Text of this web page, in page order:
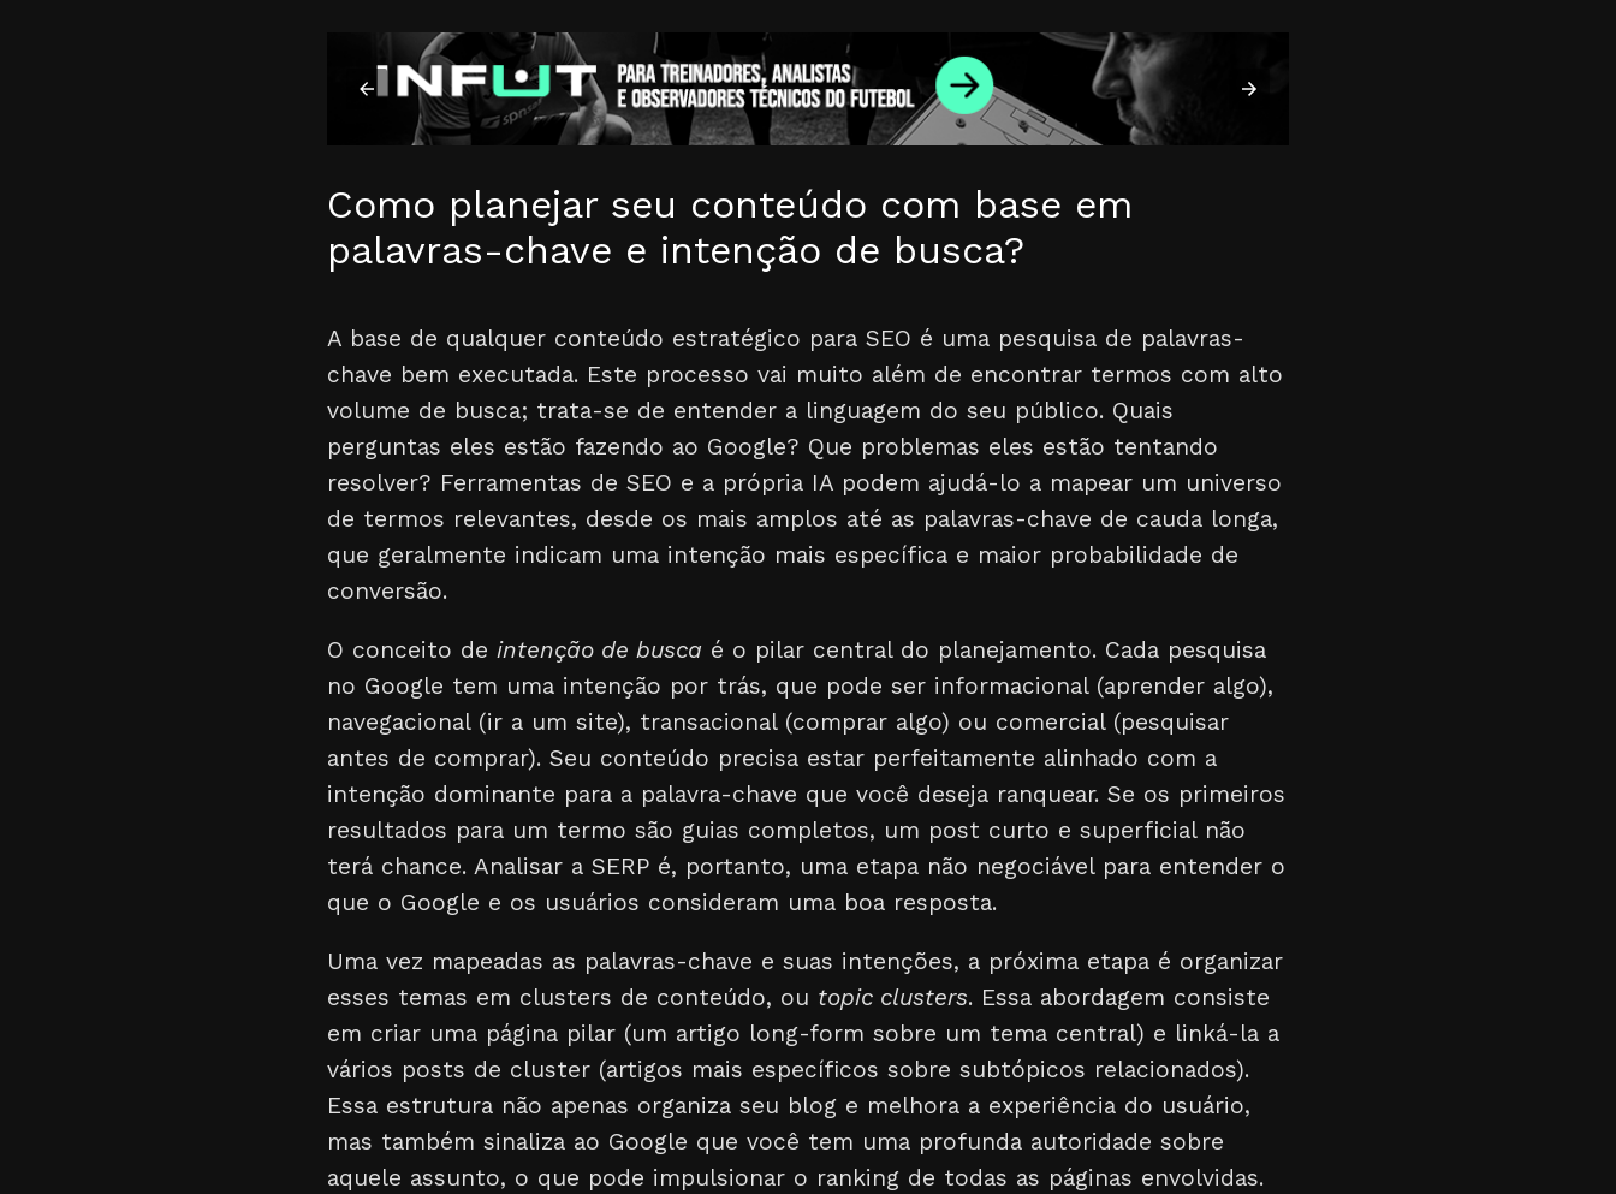
Como planejar seu conteúdo com base em
palavras-chave e intenção de busca?
A base de qualquer conteúdo estratégico para SEO é uma pesquisa de palavras-
chave bem executada. Este processo vai muito além de encontrar termos com alto
volume de busca; trata-se de entender a linguagem do seu público. Quais
perguntas eles estão fazendo ao Google? Que problemas eles estão tentando
resolver? Ferramentas de SEO e a própria IA podem ajudá-lo a mapear um universo
de termos relevantes, desde os mais amplos até as palavras-chave de cauda longa,
que geralmente indicam uma intenção mais específica e maior probabilidade de
conversão.
O conceito de intenção de busca é o pilar central do planejamento. Cada pesquisa
no Google tem uma intenção por trás, que pode ser informacional (aprender algo),
navegacional (ir a um site), transacional (comprar algo) ou comercial (pesquisar
antes de comprar). Seu conteúdo precisa estar perfeitamente alinhado com a
intenção dominante para a palavra-chave que você deseja ranquear. Se os primeiros
resultados para um termo são guias completos, um post curto e superficial não
terá chance. Analisar a SERP é, portanto, uma etapa não negociável para entender o
que o Google e os usuários consideram uma boa resposta.
Uma vez mapeadas as palavras-chave e suas intenções, a próxima etapa é organizar
esses temas em clusters de conteúdo, ou topic clusters. Essa abordagem consiste
em criar uma página pilar (um artigo long-form sobre um tema central) e linká-la a
vários posts de cluster (artigos mais específicos sobre subtópicos relacionados).
Essa estrutura não apenas organiza seu blog e melhora a experiência do usuário,
mas também sinaliza ao Google que você tem uma profunda autoridade sobre
aquele assunto, o que pode impulsionar o ranking de todas as páginas envolvidas.